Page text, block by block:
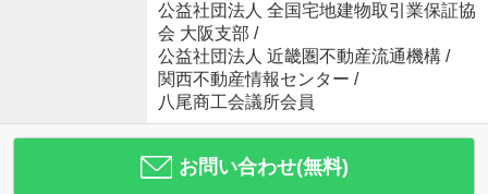
公益社団法人 全国宅地建物取引業保証協
会 大阪支部 /
公益社団法人 近畿圏不動産流通機構 /
関西不動産情報センター /
八尾商工会議所会員
お問い合わせ(無料)